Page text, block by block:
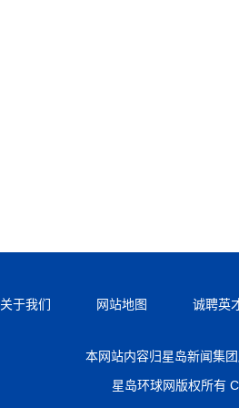
关于我们 网站地图 诚聘英
本网站内容归星岛新闻集
星岛环球网版权所有